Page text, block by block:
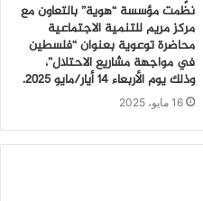
نظّمت مؤسسة “هوية” بالتعاون مع
مركز مريم للتنمية الاجتماعية
محاضرة توعوية بعنوان “فلسطين
في مواجهة مشاريع الاحتلال”،
وذلك يوم الأربعاء 14 أيار/مايو 2025.
16 مايو، 2025